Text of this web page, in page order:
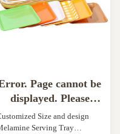
Page cannot be
displayed. Please
contact your service
provider for more
Size and design
Serving Tray